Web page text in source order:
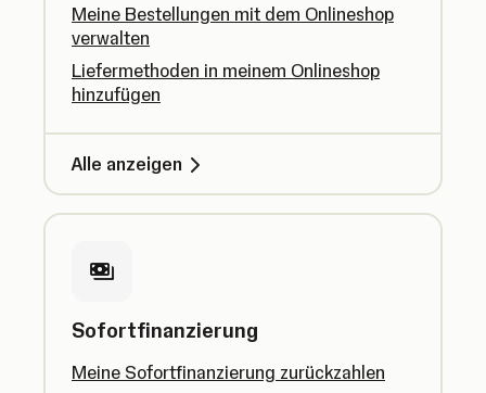
Meine Bestellungen mit dem Onlineshop
verwalten
Liefermethoden in meinem Onlineshop
hinzufügen
Alle anzeigen
Sofortfinanzierung
Meine Sofortfinanzierung zurückzahlen